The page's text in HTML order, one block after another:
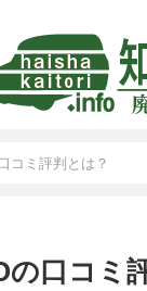
コミ評判とは？
口コミ